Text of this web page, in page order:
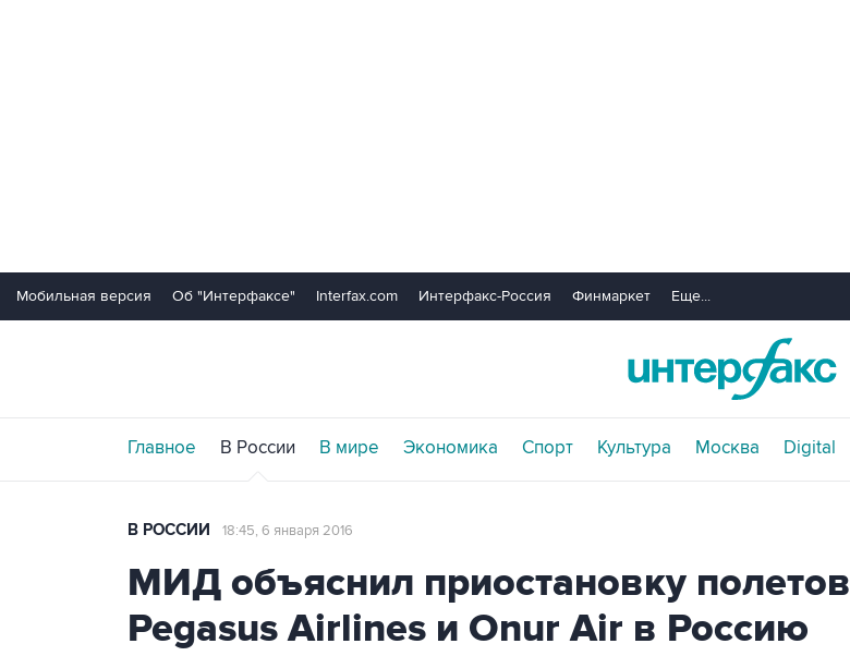
Мобильная версия Об "Интерфаксе" Interfax.com Интерфакс-Россия Финмаркет Еще...
Главное В России В мире Экономика Спорт Культура Москва Digital
В РОССИИ 18:45, 6 января 2016
МИД объяснил приостановку полетов
Pegasus Airlines и Onur Air в Россию